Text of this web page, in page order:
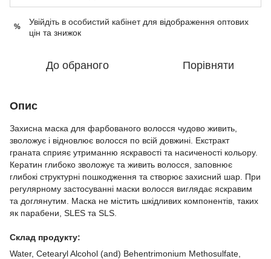
%
Увійдіть в особистий кабінетдля відображення оптових
цін та знижок
До обраного Порівняти
Опис
Захисна маска для фарбованого волосся чудово живить,
зволожує і відновлює волосся по всій довжині. Екстракт
граната сприяє утриманню яскравості та насиченості кольору.
Кератин глибоко зволожує та живить волосся, заповнює
глибокі структурні пошкодження та створює захисний шар. При
регулярному застосуванні маски волосся виглядає яскравим
та доглянутим. Маска не містить шкідливих компонентів, таких
як парабени, SLES та SLS.
Склад продукту:
Water, Cetearyl Alcohol (and) Behentrimonium Methosulfate,